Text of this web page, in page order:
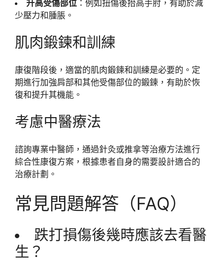
升高受傷部位 ：例如扭傷後抬高手肘，有助於減
少壓力和腫脹。
肌肉鍛鍊和訓練
康復階段後，適當的肌肉鍛鍊和訓練是必要的。定
期進行加強肩部和其他受傷部位的鍛鍊，有助於恢
復和提升其機能。
考慮中醫療法
諮詢專業中醫師，通過針灸或推拿等治療方法進行
綜合性康復方案，根據患者自身的需要設計適合的
治療計劃。
常見問題解答（FAQ）
跌打損傷後幾時應該去看醫
生？